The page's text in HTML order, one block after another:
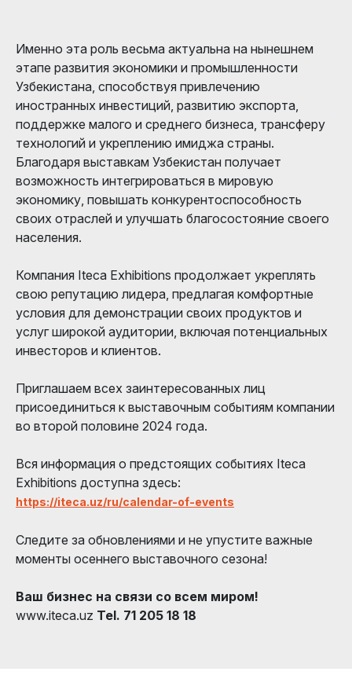
Именно эта роль весьма актуальна на нынешнем
этапе развития экономики и промышленности
Узбекистана, способствуя привлечению
иностранных инвестиций, развитию экспорта,
поддержке малого и среднего бизнеса, трансферу
технологий и укреплению имиджа страны.
Благодаря выставкам Узбекистан получает
возможность интегрироваться в мировую
экономику, повышать конкурентоспособность
своих отраслей и улучшать благосостояние своего
населения.
Компания Iteca Exhibitions продолжает укреплять
свою репутацию лидера, предлагая комфортные
условия для демонстрации своих продуктов и
услуг широкой аудитории, включая потенциальных
инвесторов и клиентов.
Приглашаем всех заинтересованных лиц
присоединиться к выставочным событиям компании
во второй половине 2024 года.
Вся информация о предстоящих событиях Iteca
Exhibitions доступна здесь:
https://iteca.uz/ru/calendar-of-events
Следите за обновлениями и не упустите важные
моменты осеннего выставочного сезона!
Ваш бизнес на связи со всем миром!
www.iteca.uz Tel. 71 205 18 18